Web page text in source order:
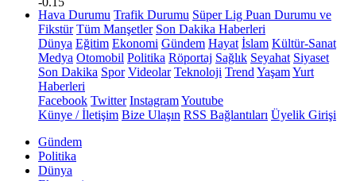
Hava Durumu Trafik Durumu Süper Lig Puan Durumu ve
Fikstür Tüm Manşetler Son Dakika Haberleri
Dünya Eğitim Ekonomi Gündem Hayat İslam Kültür-Sanat
Medya Otomobil Politika Röportaj Sağlık Seyahat Siyaset
Son Dakika Spor Videolar Teknoloji Trend YaşamYurt
Haberleri
Facebook Twitter InstagramYoutube
Künye / İletişim Bize Ulaşın RSS Bağlantıları Üyelik Girişi
Gündem
Politika
Dünya